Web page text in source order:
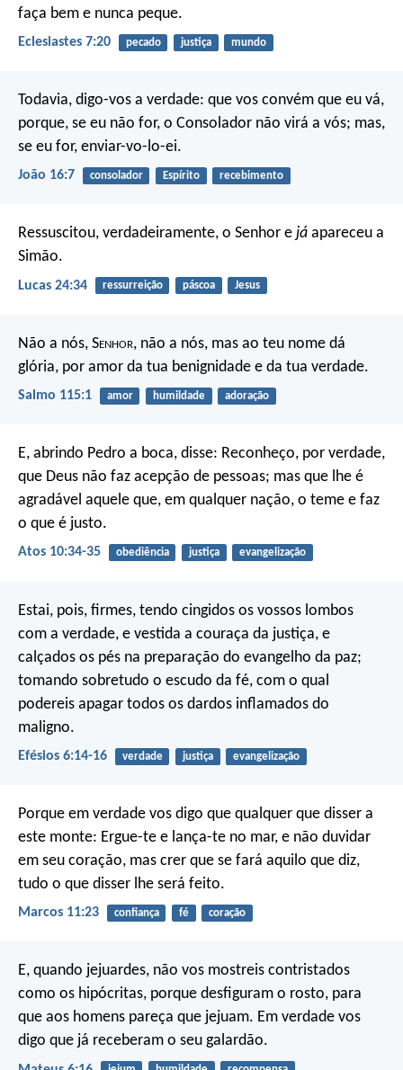
faça bem e nunca peque.
Eclesiastes 7:20 pecado justiça mundo
Todavia, digo-vos a verdade: que vos convém que eu vá,
porque, se eu não for, o Consolador não virá a vós; mas,
se eu for, enviar-vo-lo-ei.
João 16:7 consolador Espírito recebimento
Ressuscitou, verdadeiramente, o Senhor e já apareceu a
Simão.
Lucas 24:34 ressurreição páscoa Jesus
Não a nós, Senhor, não a nós, mas ao teu nome dá
glória, por amor da tua benignidade e da tua verdade.
Salmo 115:1 amor humildade adoração
E, abrindo Pedro a boca, disse: Reconheço, por verdade,
que Deus não faz acepção de pessoas; mas que lhe é
agradável aquele que, em qualquer nação, o teme e faz
o que é justo.
Atos 10:34-35 obediência justiça evangelização
Estai, pois, firmes, tendo cingidos os vossos lombos
com a verdade, e vestida a couraça da justiça, e
calçados os pés na preparação do evangelho da paz;
tomando sobretudo o escudo da fé, com o qual
podereis apagar todos os dardos inflamados do
maligno.
Efésios 6:14-16 verdade justiça evangelização
Porque em verdade vos digo que qualquer que disser a
este monte: Ergue-te e lança-te no mar, e não duvidar
em seu coração, mas crer que se fará aquilo que diz,
tudo o que disser lhe será feito.
Marcos 11:23 confiança fé coração
E, quando jejuardes, não vos mostreis contristados
como os hipócritas, porque desfiguram o rosto, para
que aos homens pareça que jejuam. Em verdade vos
digo que já receberam o seu galardão.